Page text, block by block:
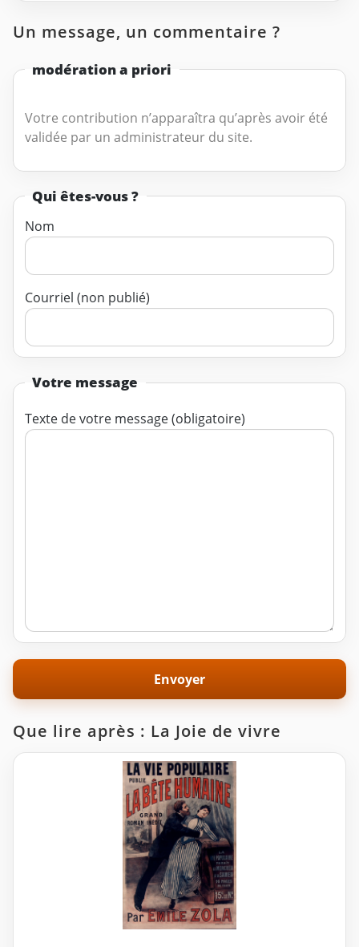
Un message, un commentaire ?
modération a priori
Votre contribution n’apparaîtra qu’après avoir été
validée par un administrateur du site.
Qui êtes-vous ?
Nom
Courriel (non publié)
Votre message
Texte de votre message (obligatoire)
Que lire après : La Joie de vivre